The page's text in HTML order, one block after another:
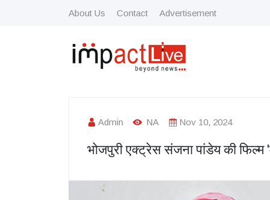
About Us Contact Advertisement
Admin NA Nov 10, 2024
भोजपुरी एक्ट्रेस संजना पांडेय की फिल्म